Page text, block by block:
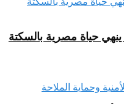
حياة مصرية بالسكتة